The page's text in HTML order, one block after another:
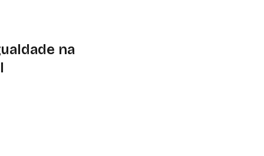
na